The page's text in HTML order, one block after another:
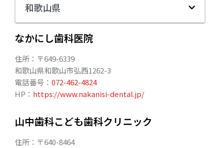
和歌山県
なかにし歯科医院
住所：〒649-6339
和歌山県和歌山市弘西1262-3
電話番号： 072-462-4824
HP： https://www.nakanisi-dental.jp/
山中歯科こども歯科クリニック
住所：〒640-8464